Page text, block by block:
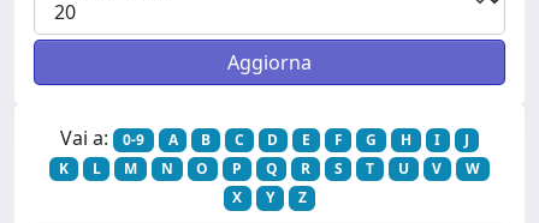
Vai a: 0-9 A B C D E F G H I
J
K
L M N O P Q R S T U V
W
X
Y Z